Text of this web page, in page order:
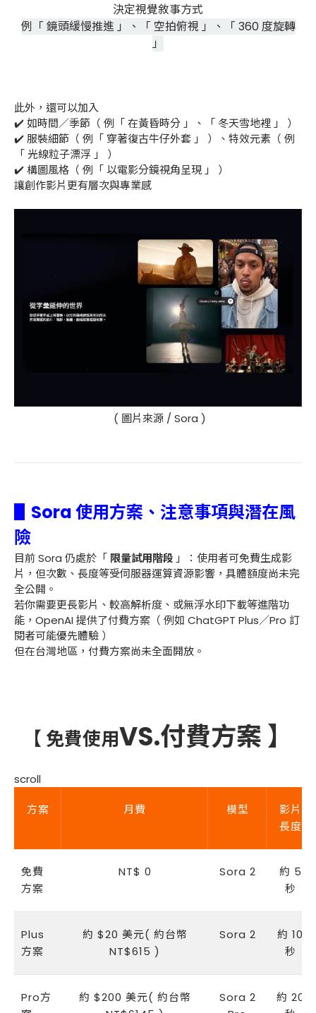
決定視覺敘事方式
例 「 鏡頭緩慢推進 」、「 空拍俯視 」、「 360 度旋轉
」
此外，還可以加入
✔️ 如時間／季節（ 例「 在黃昏時分 」、「 冬天雪地裡 」 ）
✔️ 服裝細節（ 例「 穿著復古牛仔外套 」 ）、特效元素（ 例
「 光線粒子漂浮 」 ）
✔️ 構圖風格（ 例「 以電影分鏡視角呈現 」 ）
讓創作影片更有層次與專業感
( 圖片來源 / Sora )
▋Sora 使用方案、注意事項與潛在風
險
目前 Sora 仍處於「 限量試用階段 」：使用者可免費生成影
片，但次數、長度等受伺服器運算資源影響，具體額度尚未完
全公開。
若你需要更長影片、較高解析度、或無浮水印下載等進階功
能，OpenAI 提供了付費方案（ 例如 ChatGPT Plus／Pro 訂
閱者可能優先體驗 ）
但在台灣地區，付費方案尚未全面開放。
【 免費使用VS.付費方案 】
scroll
方案 月費 模型
影片
長度
免費
方案
NT$ 0 Sora 2
約 5
秒
Plus
方案
約 $20 美元( 約台幣
NT$615 )
Sora 2
約 10
秒
Pro方
約 $200 美元( 約台幣
Sora 2
約 20